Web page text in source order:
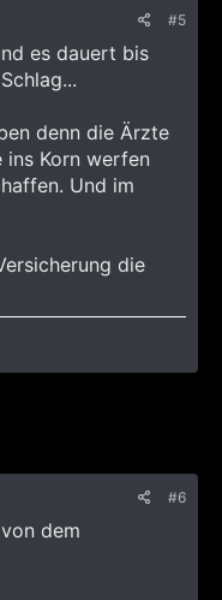
#5
es dauert bis
denn die Ärzte
ins Korn werfen
Und im
die
#6
dem